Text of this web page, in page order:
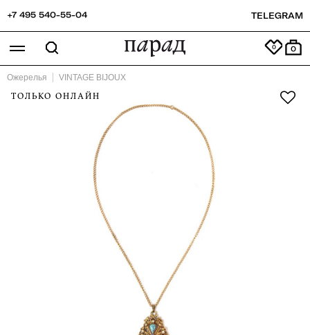
+7 495 540-55-04 TELEGRAM
0
Ожерелья VINTAGE BIJOUX
ТОЛЬКО ОНЛАЙН